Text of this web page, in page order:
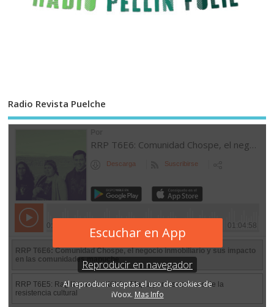
Radio Revista Puelche